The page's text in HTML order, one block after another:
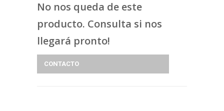
No nos queda de este
producto. Consulta si nos
llegará pronto!
CONTACTO